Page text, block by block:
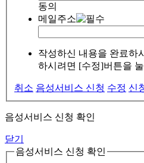
동의
메일주소
작성하신 내용을 완료하
하시려면 [수정]버튼을
취소 음성서비스 신청 수정 신
음성서비스 신청 확인
닫기
음성서비스 신청 확인